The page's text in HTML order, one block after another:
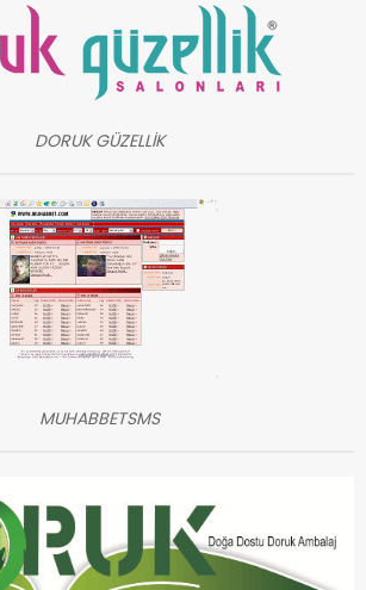
DORUK GÜZELLİK
MUHABBETSMS